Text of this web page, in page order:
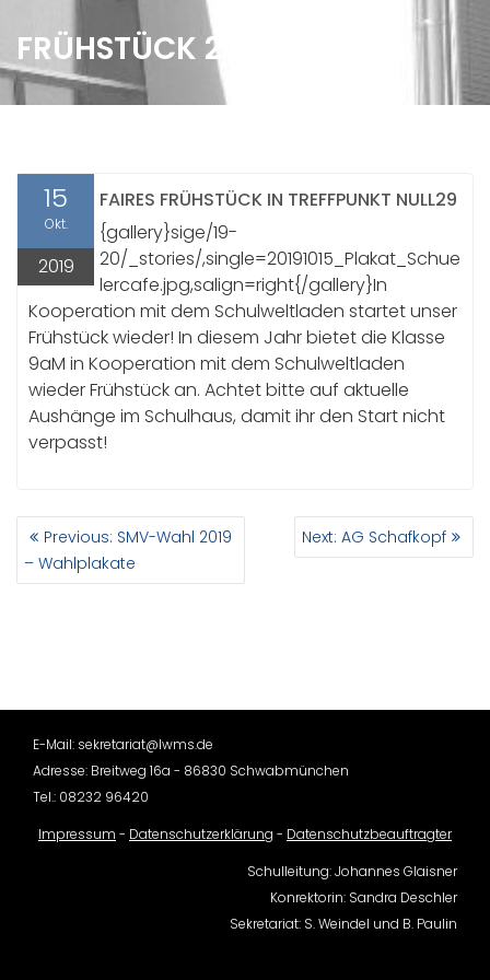
FRÜHSTÜCK 2019/2020
15
Okt.
2019
FAIRES FRÜHSTÜCK IN TREFFPUNKT NULL29
{gallery}sige/19-
20/_stories/,single=20191015_Plakat_Schue
lercafe.jpg,salign=right{/gallery}In
Kooperation mit dem Schulweltladen startet unser
Frühstück wieder! In diesem Jahr bietet die Klasse
9aM in Kooperation mit dem Schulweltladen
wieder Frühstück an. Achtet bitte auf aktuelle
Aushänge im Schulhaus, damit ihr den Start nicht
verpasst!
BEITRAGSNAVIGATION
Previous: Previous
post:
SMV-Wahl 2019
– Wahlplakate
Next: Next
post:
AG Schafkopf
E-Mail: sekretariat@lwms.de
Adresse: Breitweg 16a - 86830 Schwabmünchen
Tel.: 08232 96420
Impressum - Datenschutzerklärung - Datenschutzbeauftragter
Schulleitung: Johannes Glaisner
Konrektorin: Sandra Deschler
Sekretariat: S. Weindel und B. Paulin